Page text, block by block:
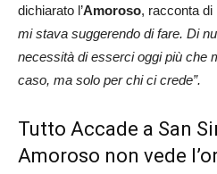
dichiarato l’Amoroso, racconta di
mi stava suggerendo di fare. Di
necessità di esserci oggi più che
caso, ma solo per chi ci crede”.
Tutto Accade a San
Amoroso non vede